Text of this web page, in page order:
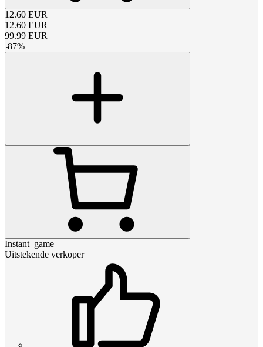
12.60 EUR
12.60 EUR
99.99 EUR
-87%
Instant_game
Uitstekende verkoper